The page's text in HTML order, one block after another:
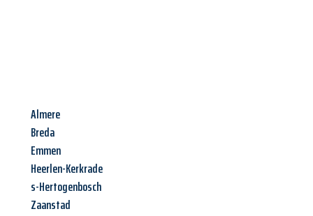
Almere
Breda
Emmen
Heerlen-Kerkrade
s-Hertogenbosch
Zaanstad